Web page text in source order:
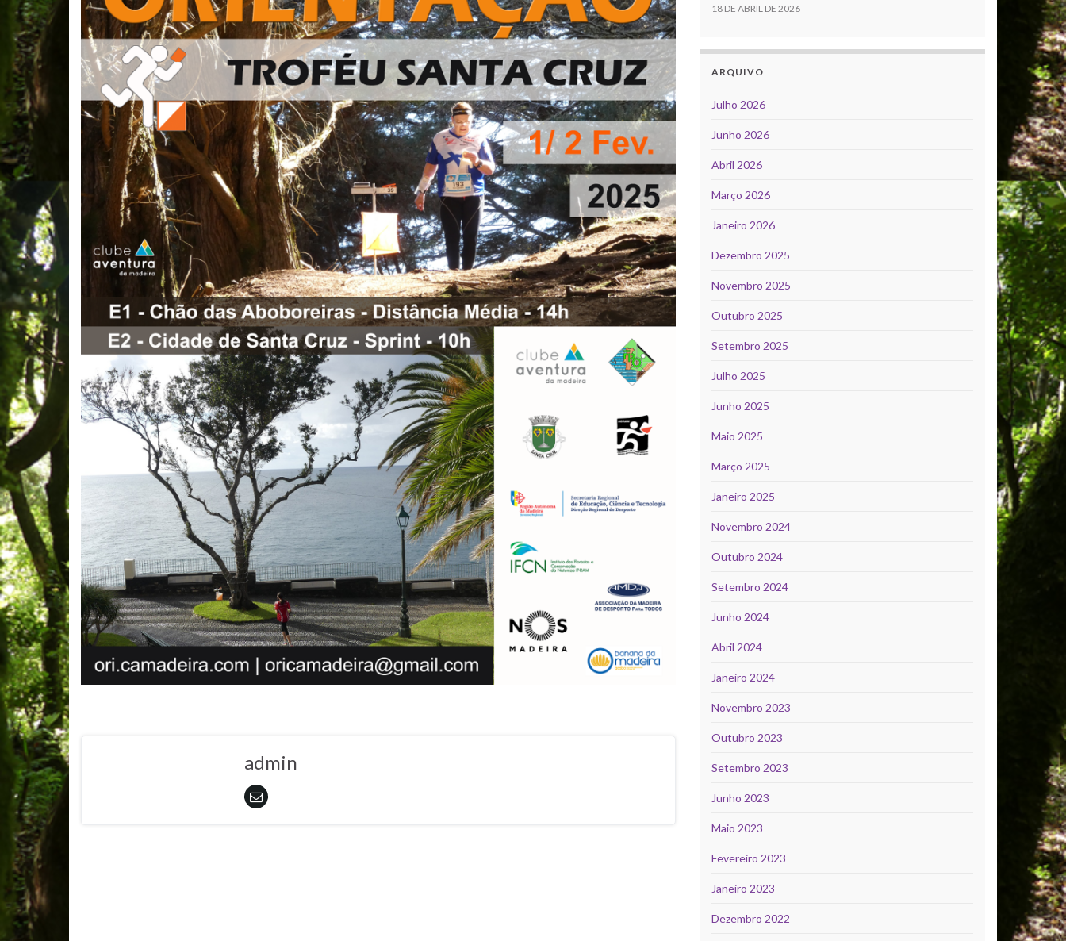
admin
18 DE ABRIL DE 2026
ARQUIVO
Julho 2026
Junho 2026
Abril 2026
Março 2026
Janeiro 2026
Dezembro 2025
Novembro 2025
Outubro 2025
Setembro 2025
Julho 2025
Junho 2025
Maio 2025
Março 2025
Janeiro 2025
Novembro 2024
Outubro 2024
Setembro 2024
Junho 2024
Abril 2024
Janeiro 2024
Novembro 2023
Outubro 2023
Setembro 2023
Junho 2023
Maio 2023
Fevereiro 2023
Janeiro 2023
Dezembro 2022